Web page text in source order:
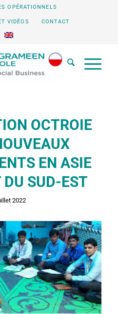
OPÉRATIONNELS
VIDÉOS CONTACT
OCTROIE
EN ASIE
DU SUD-EST
2022